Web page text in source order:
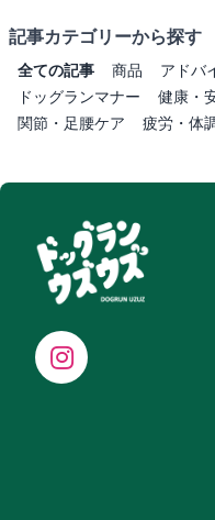
記事カテゴリーから探す
全ての記事 商品 アドバ
ドッグランマナー
健康・
関節・足腰ケア
疲労・体